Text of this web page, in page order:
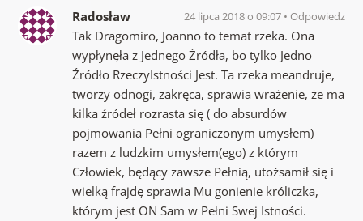
Radosław 24 lipca 2018 o 09:07 Odpowiedz
Tak Dragomiro, Joanno to temat rzeka. Ona
wypłynęła z Jednego Źródła, bo tylko Jedno
Źródło RzeczyIstności Jest. Ta rzeka meandruje,
tworzy odnogi, zakręca, sprawia wrażenie, że ma
kilka źródeł rozrasta się ( do absurdów
pojmowania Pełni ograniczonym umysłem)
razem z ludzkim umysłem(ego) z którym
Człowiek, będący zawsze Pełnią, utożsamił się i
wielką frajdę sprawia Mu gonienie króliczka,
którym jest ON Sam w Pełni Swej Istności.